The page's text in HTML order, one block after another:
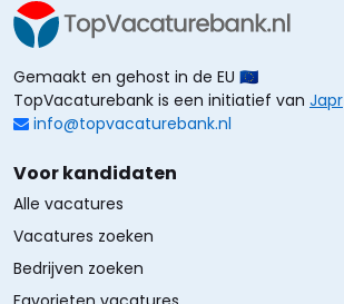
Gemaakt en gehost in de EU 🇪🇺
TopVacaturebank is een initiatief van Japr
info@topvacaturebank.nl
Voor kandidaten
Alle vacatures
Vacatures zoeken
Bedrijven zoeken